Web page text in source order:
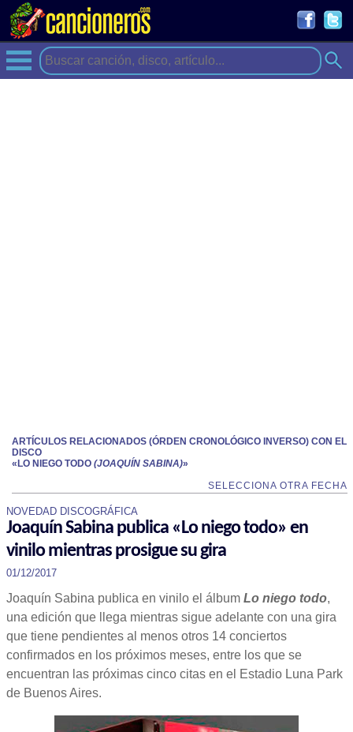
ARTÍCULOS RELACIONADOS (ÓRDEN CRONOLÓGICO INVERSO) CON EL
DISCO
«LO NIEGO TODO (JOAQUÍN SABINA)»
SELECCIONA OTRA FECHA
NOVEDAD DISCOGRÁFICA
Joaquín Sabina publica «Lo niego todo» en
vinilo mientras prosigue su gira
01/12/2017
Joaquín Sabina publica en vinilo el álbum Lo niego todo,
una edición que llega mientras sigue adelante con una gira
que tiene pendientes al menos otros 14 conciertos
confirmados en los próximos meses, entre los que se
encuentran las próximas cinco citas en el Estadio Luna Park
de Buenos Aires.